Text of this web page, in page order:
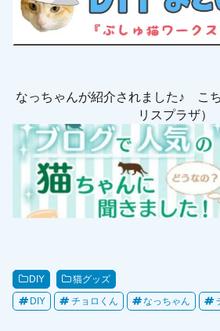
なっちゃんが紹介されました♪ こ
リスプラザ）
DIY 猫グッズ
DIY チョロくん なっちゃん